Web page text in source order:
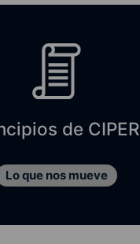
de CIPER
Lo que nos mueve